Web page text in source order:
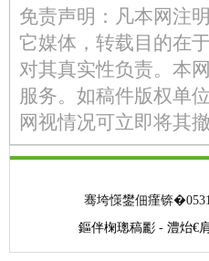
免责声明：凡本网注
它媒体，转载目的在
对其真实性负责。本
服务。如稿件版权单
网视情况可立即将其撤
骞垮憡鐢佃瘽锛
鏂伴椈璁稿彲 - 澧炲€